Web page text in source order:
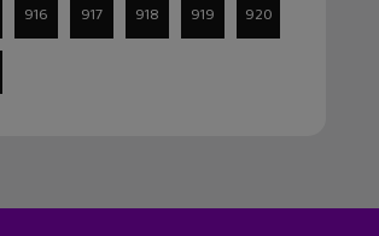
916 917 918 919 920